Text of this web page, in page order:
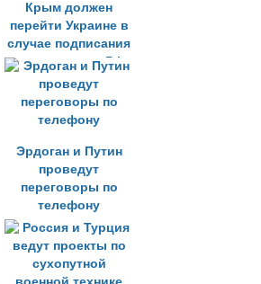
Крым должен
перейти Украине в
случае подписания
соглашения с РФ
Эрдоган и Путин
проведут
переговоры по
телефону